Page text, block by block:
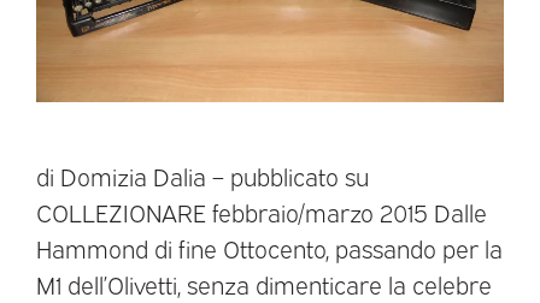
di Domizia Dalia – pubblicato su
COLLEZIONARE febbraio/marzo 2015 Dalle
Hammond di fine Ottocento, passando per la
M1 dell’Olivetti, senza dimenticare la celebre